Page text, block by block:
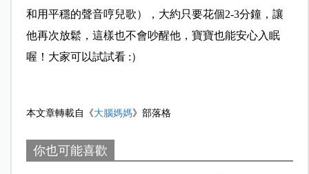
和用平穩的聲音哼兒歌），大約只要花個2-3分鐘，讓
他再次放鬆，這樣也不會吵醒他，寶寶也能安心入眠
喔！大家可以試試看 :）
本文章轉載自《大腦媽媽》部落格
你也可能喜歡